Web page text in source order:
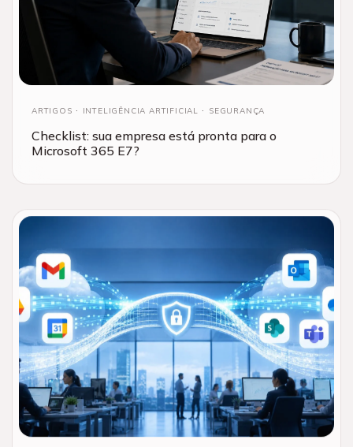
ARTIGOS INTELIGÊNCIA ARTIFICIAL SEGURANÇA
Checklist: sua empresa está pronta para o
Microsoft 365 E7?